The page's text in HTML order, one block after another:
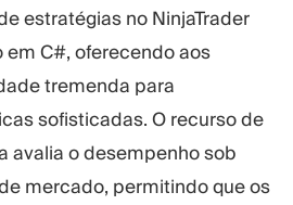
estratégias no NinjaTrader
C#, oferecendo aos
tremenda para
sofisticadas. O recurso de
avalia o desempenho sob
mercado, permitindo que os